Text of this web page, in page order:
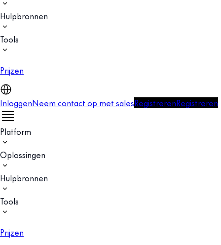
Hulpbronnen
Tools
Prijzen
InloggenNeem contact op met salesRegistrerenRegistreren
Platform
Oplossingen
Hulpbronnen
Tools
Prijzen